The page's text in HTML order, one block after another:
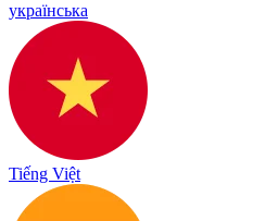
українська
Tiếng Việt